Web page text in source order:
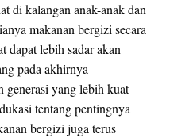
di kalangan anak-anak dan
makanan bergizi secara
dapat lebih sadar akan
pada akhirnya
generasi yang lebih kuat
tentang pentingnya
bergizi juga terus